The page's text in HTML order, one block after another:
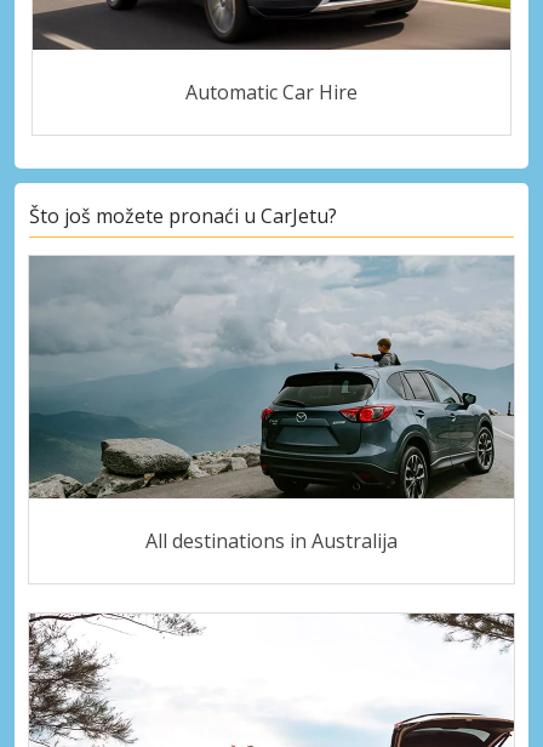
Automatic Car Hire
Što još možete pronaći u CarJetu?
All destinations in Australija